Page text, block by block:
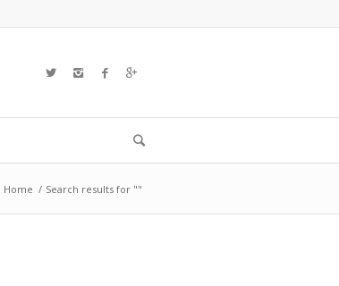
Home / Search results for ""